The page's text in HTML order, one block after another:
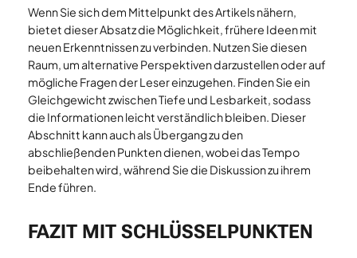
Wenn Sie sich dem Mittelpunkt des Artikels nähern,
bietet dieser Absatz die Möglichkeit, frühere Ideen mit
neuen Erkenntnissen zu verbinden. Nutzen Sie diesen
Raum, um alternative Perspektiven darzustellen oder auf
mögliche Fragen der Leser einzugehen. Finden Sie ein
Gleichgewicht zwischen Tiefe und Lesbarkeit, sodass
die Informationen leicht verständlich bleiben. Dieser
Abschnitt kann auch als Übergang zu den
abschließenden Punkten dienen, wobei das Tempo
beibehalten wird, während Sie die Diskussion zu ihrem
Ende führen.
FAZIT MIT SCHLÜSSELPUNKTEN